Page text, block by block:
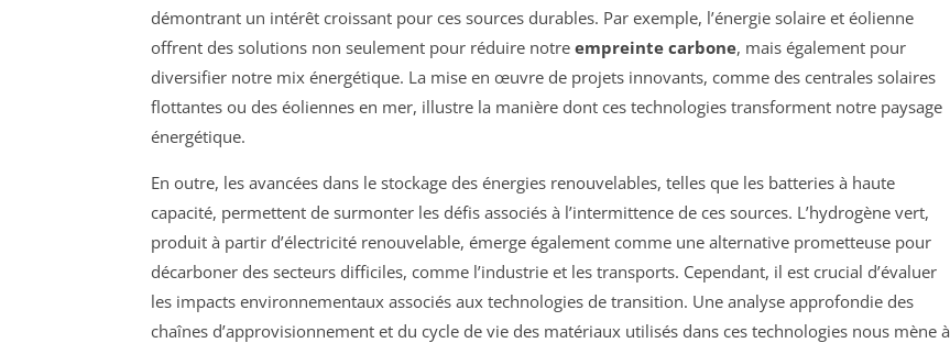
démontrant un intérêt croissant pour ces sources durables. Par exemple, l’énergie solaire et éolienne
offrent des solutions non seulement pour réduire notre empreinte carbone, mais également pour
diversifier notre mix énergétique. La mise en œuvre de projets innovants, comme des centrales solaires
flottantes ou des éoliennes en mer, illustre la manière dont ces technologies transforment notre paysage
énergétique.
En outre, les avancées dans le stockage des énergies renouvelables, telles que les batteries à haute
capacité, permettent de surmonter les défis associés à l’intermittence de ces sources. L’hydrogène vert,
produit à partir d’électricité renouvelable, émerge également comme une alternative prometteuse pour
décarboner des secteurs difficiles, comme l’industrie et les transports. Cependant, il est crucial d’évaluer
les impacts environnementaux associés aux technologies de transition. Une analyse approfondie des
chaînes d’approvisionnement et du cycle de vie des matériaux utilisés dans ces technologies nous mène à